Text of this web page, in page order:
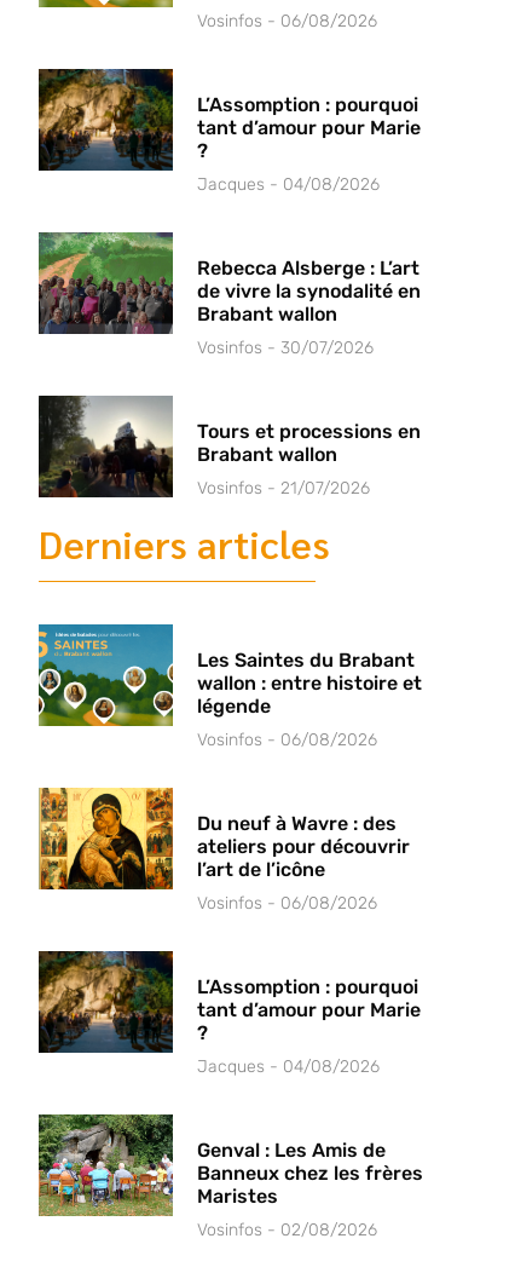
Vosinfos 06/08/2026
L’Assomption : pourquoi
tant d’amour pour Marie
?
Jacques 04/08/2026
Rebecca Alsberge : L’art
de vivre la synodalité en
Brabant wallon
Vosinfos 30/07/2026
Tours et processions en
Brabant wallon
Vosinfos 21/07/2026
Derniers articles
Les Saintes du Brabant
wallon : entre histoire et
légende
Vosinfos 06/08/2026
Du neuf à Wavre : des
ateliers pour découvrir
l’art de l’icône
Vosinfos 06/08/2026
L’Assomption : pourquoi
tant d’amour pour Marie
?
Jacques 04/08/2026
Genval : Les Amis de
Banneux chez les frères
Maristes
Vosinfos 02/08/2026